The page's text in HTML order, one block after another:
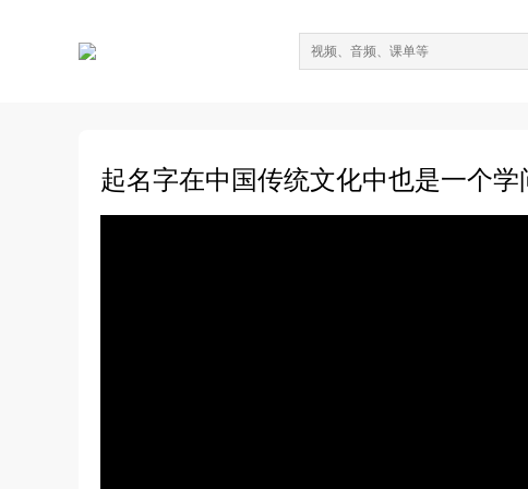
起名字在中国传统文化中也是一个学